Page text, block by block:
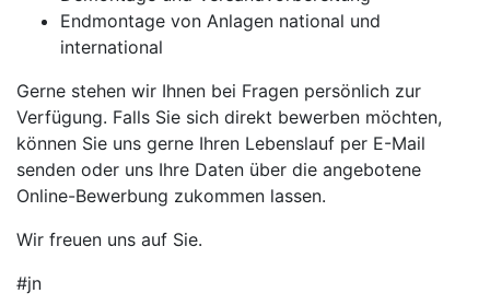
Endmontage von Anlagen national und
international
Gerne stehen wir Ihnen bei Fragen persönlich zur
Verfügung. Falls Sie sich direkt bewerben möchten,
können Sie uns gerne Ihren Lebenslauf per E-Mail
senden oder uns Ihre Daten über die angebotene
Online-Bewerbung zukommen lassen.
Wir freuen uns auf Sie.
#jn